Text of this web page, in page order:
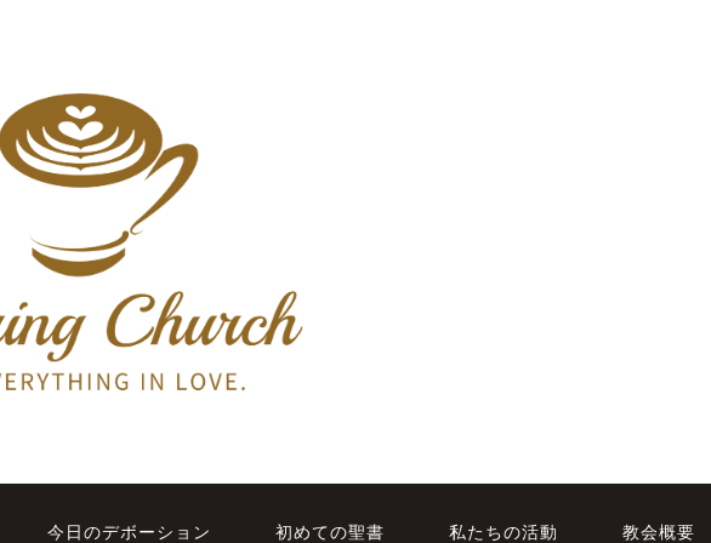
今日のデボーション 初めての聖書 私たちの活動 教会概要